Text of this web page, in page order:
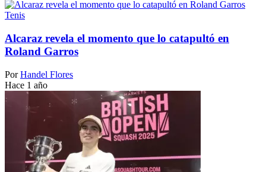
Tenis
Alcaraz revela el momento que lo catapultó en
Roland Garros
Por Handel Flores
Hace 1 año